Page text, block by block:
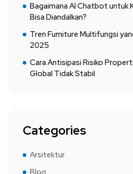
Bagaimana AI Chatbot untuk
Bisa Diandalkan?
Tren Furniture Multifungsi
2025
Cara Antisipasi Risiko
Global Tidak Stabil
Categories
Arsitektur
Blog